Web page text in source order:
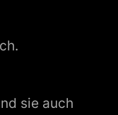
sie auch